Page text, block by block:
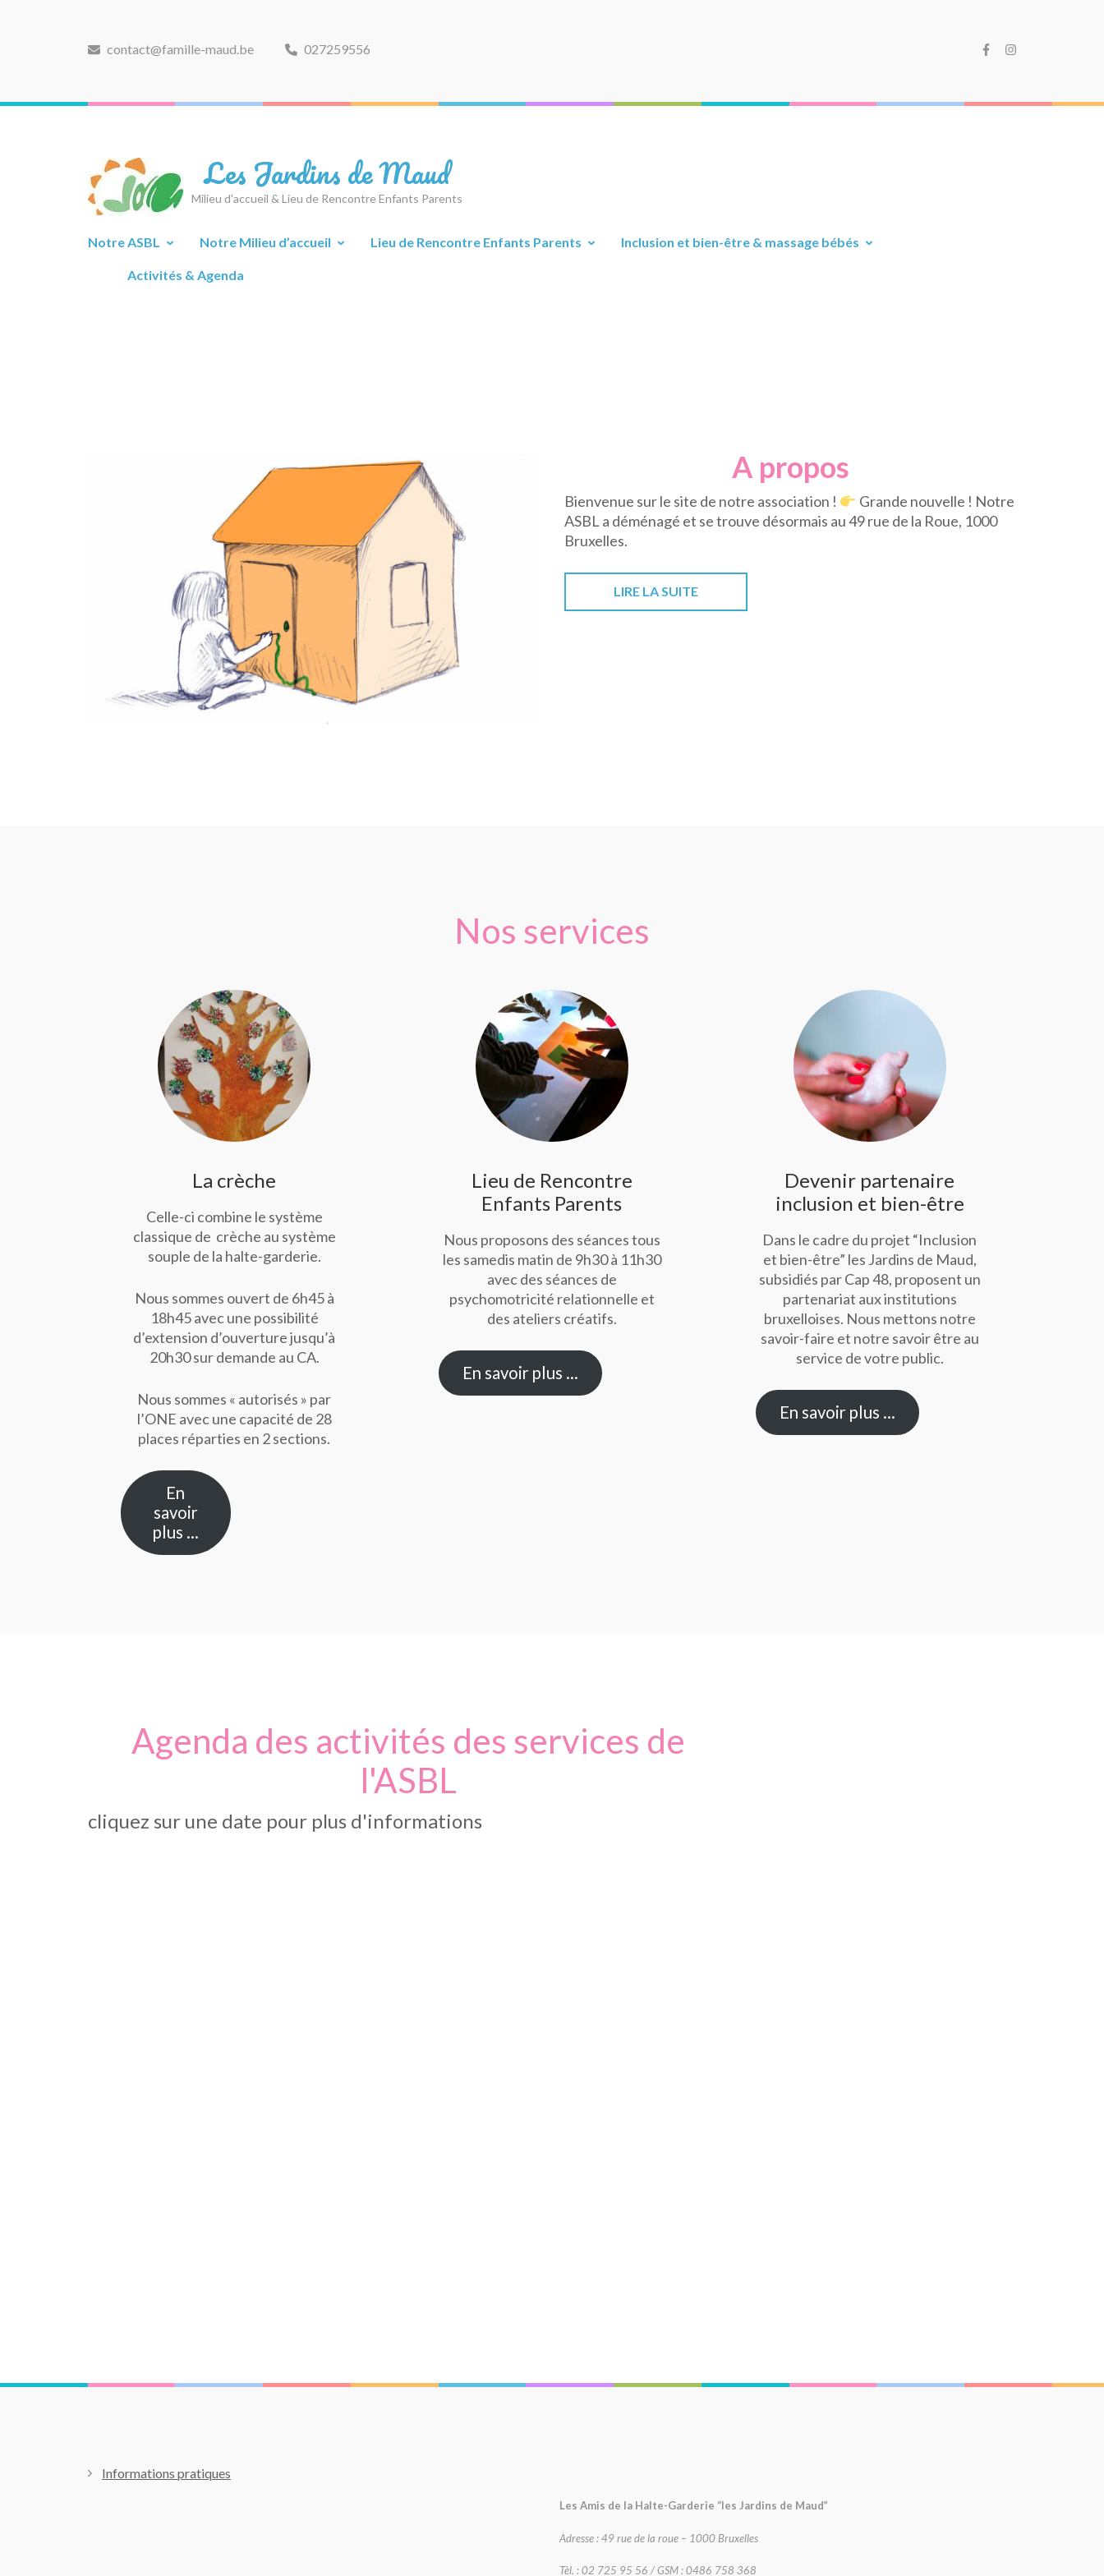
contact@famille-maud.be 027259556
Les Jardins de Maud
Milieu d'accueil & Lieu de Rencontre Enfants Parents
Notre ASBL Notre Milieu d’accueil Lieu de Rencontre Enfants Parents Inclusion et bien-être & massage bébés
Activités & Agenda
A propos
Bienvenue sur le site de notre association !
Grande nouvelle ! Notre
ASBL a déménagé et se trouve désormais au 49 rue de la Roue, 1000
Bruxelles.
LIRE LA SUITE
Nos services
La crèche
Celle-ci combine le système
classique de crèche au système
souple de la halte-garderie.
Nous sommes ouvert de 6h45 à
18h45 avec une possibilité
d’extension d’ouverture jusqu’à
20h30 sur demande au CA.
Nous sommes « autorisés » par
l’ONE avec une capacité de 28
places réparties en 2 sections.
En
savoir
plus …
Lieu de Rencontre
Enfants Parents
Nous proposons des séances tous
les samedis matin de 9h30 à 11h30
avec des séances de
psychomotricité relationnelle et
des ateliers créatifs.
En savoir plus …
Devenir partenaire
inclusion et bien-être
Dans le cadre du projet “Inclusion
et bien-être” les Jardins de Maud,
subsidiés par Cap 48, proposent un
partenariat aux institutions
bruxelloises. Nous mettons notre
savoir-faire et notre savoir être au
service de votre public.
En savoir plus …
Agenda des activités des services de
l'ASBL
cliquez sur une date pour plus d'informations
Informations pratiques
Les Amis de la Halte-Garderie “les Jardins de Maud”
Adresse : 49 rue de la roue – 1000 Bruxelles
Tèl. : 02 725 95 56 / GSM : 0486 758 368